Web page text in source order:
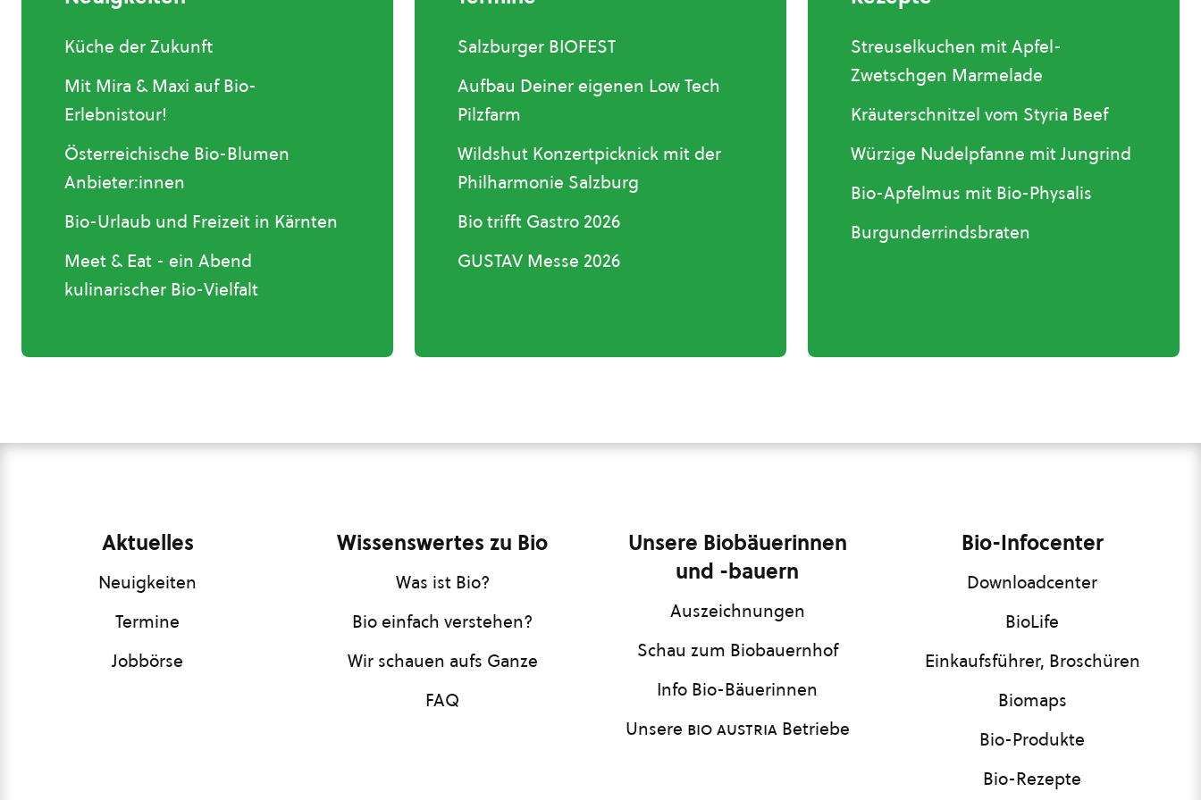
Küche der Zukunft
Mit Mira & Maxi auf Bio-
Erlebnistour!
Österreichische Bio-Blumen
Anbieter:innen
Bio-Urlaub und Freizeit in Kärnten
Meet & Eat - ein Abend
kulinarischer Bio-Vielfalt
Salzburger BIOFEST
Aufbau Deiner eigenen Low Tech
Pilzfarm
Wildshut Konzertpicknick mit der
Philharmonie Salzburg
Bio trifft Gastro 2026
GUSTAV Messe 2026
Streuselkuchen mit Apfel-
Zwetschgen Marmelade
Kräuterschnitzel vom Styria Beef
Würzige Nudelpfanne mit Jungrind
Bio-Apfelmus mit Bio-Physalis
Burgunderrindsbraten
Aktuelles
Neuigkeiten
Termine
Jobbörse
Wissenswertes zu Bio
Was ist Bio?
Bio einfach verstehen?
Wir schauen aufs Ganze
FAQ
Unsere Biobäuerinnen
und -bauern
Auszeichnungen
Schau zum Biobauernhof
Info Bio-Bäuerinnen
Unsere bio austriaBetriebe
Bio-Infocenter
Downloadcenter
BioLife
Einkaufsführer, Broschüren
Biomaps
Bio-Produkte
Bio-Rezepte